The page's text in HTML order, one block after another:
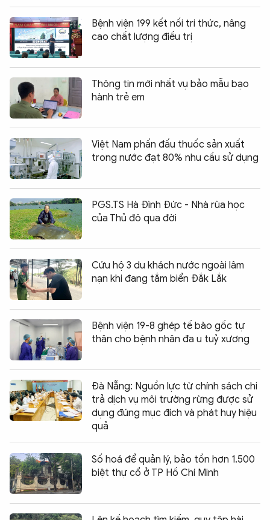
Bệnh viện 199 kết nối tri thức, nâng
cao chất lượng điều trị
Thông tin mới nhất vụ bảo mẫu bạo
hành trẻ em
Việt Nam phấn đấu thuốc sản xuất
trong nước đạt 80% nhu cầu sử dụng
PGS.TS Hà Đình Đức - Nhà rùa học
của Thủ đô qua đời
Cứu hộ 3 du khách nước ngoài lâm
nạn khi đang tắm biển Đắk Lắk
Bệnh viện 19-8 ghép tế bào gốc tự
thân cho bệnh nhân đa u tuỷ xương
Đà Nẵng: Nguồn lực từ chính sách chi
trả dịch vụ môi trường rừng được sử
dụng đúng mục đích và phát huy hiệu
quả
Số hoá để quản lý, bảo tồn hơn 1.500
biệt thự cổ ở TP Hồ Chí Minh